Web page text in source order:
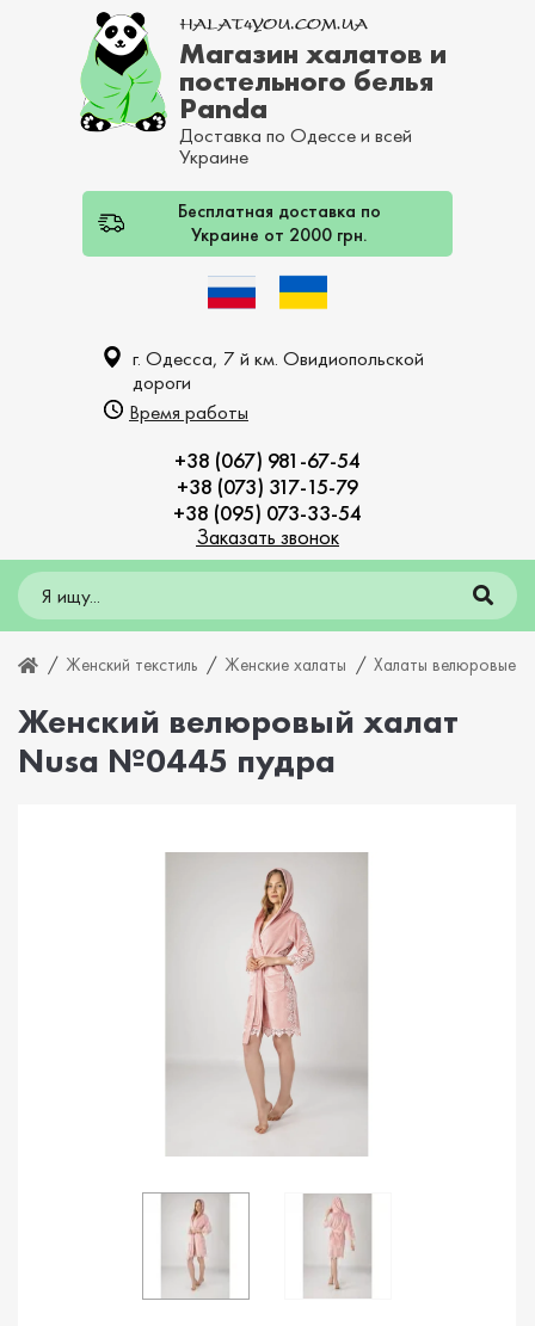
Магазин халатов и
постельного белья
Panda
Доставка по Одессе и всей
Украине
Бесплатная доставка по
Украине от 2000 грн.
г. Одесса, 7 й км. Овидиопольской
дороги
Время работы
+38 (067) 981-67-54
+38 (073) 317-15-79
+38 (095) 073-33-54
Заказать звонок
Женский текстиль Женские халаты Халаты велюровые
Женский велюровый халат
Nusa №0445 пудра